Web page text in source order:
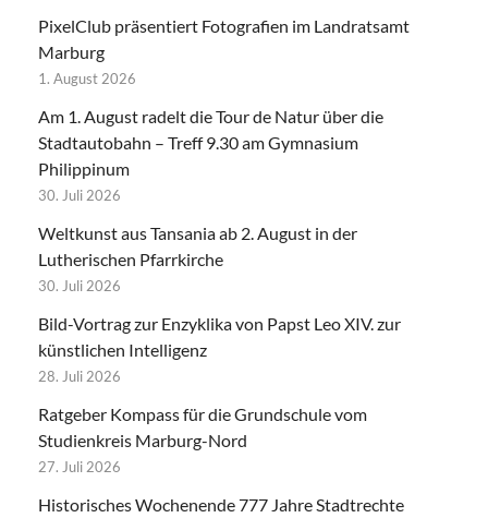
PixelClub präsentiert Fotografien im Landratsamt
Marburg
1. August 2026
Am 1. August radelt die Tour de Natur über die
Stadtautobahn – Treff 9.30 am Gymnasium
Philippinum
30. Juli 2026
Weltkunst aus Tansania ab 2. August in der
Lutherischen Pfarrkirche
30. Juli 2026
Bild-Vortrag zur Enzyklika von Papst Leo XIV. zur
künstlichen Intelligenz
28. Juli 2026
Ratgeber Kompass für die Grundschule vom
Studienkreis Marburg-Nord
27. Juli 2026
Historisches Wochenende 777 Jahre Stadtrechte